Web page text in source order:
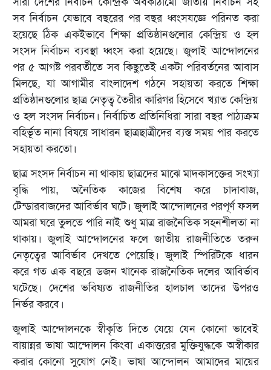
সব নির্বাচন যেভাবে বছরের পর বছর ধ্বংসযজ্ঞে পরিনত করা
হয়েছে ঠিক একইভাবে শিক্ষা প্রতিষ্ঠানগুলোর কেন্দ্রিয় ও হল
সংসদ নির্বাচন ব্যবস্থা ধ্বংস করা হয়েছে। জুলাই আন্দোলনের
পর ৫ আগষ্ট পরবর্তীতে সব কিছুতেই একটা পরিবর্তনের আবাস
মিলছে, যা আগামীর বাংলাদেশ গঠনে সহায়তা করতে শিক্ষা
প্রতিষ্ঠানগুলোর ছাত্র নেতৃত্ব তৈরীর কারিগর হিসেবে খ্যাত কেন্দ্রিয়
ও হল সংসদ নির্বাচন। নির্বাচিত প্রতিনিধিরা সারা বছর পাঠ্যক্রম
বহির্ভূত নানা বিষয়ে সাধারন ছাত্রছাত্রীদের ব্যস্ত সময় পার করতে
সহায়তা করতো।
ছাত্র সংসদ নির্বাচন না থাকায় ছাত্রদের মাঝে মাদকাসক্তের সংখ্যা
বৃদ্ধি পায়, অনৈতিক কাজের বিশেষ করে চাদাবাজ,
টেন্ডারবাজদের আবির্ভাব ঘটে। জুলাই আন্দোলনের পরপূর্ণ ফসল
আমরা ঘরে তুলতে পারি নাই শুধু মাত্র রাজনৈতিক সহনশীলতা না
থাকায়। জুলাই আন্দোলনের ফলে জাতীয় রাজনীতিতে তরুন
নেতৃত্বের আবির্ভাব দেখতে পেয়েছি। জুলাই স্পিরিটকে ধারন
করে গত এক বছরে ডজন খানেক রাজনৈতিক দলের আবির্ভাব
ঘটেছে। দেশের ভবিষ্যত রাজনীতির হালচাল তাদের উপরও
নির্ভর করবে।
জুলাই আন্দোলনকে স্বীকৃতি দিতে যেয়ে যেন কোনো ভাবেই
বায়ান্নর ভাষা আন্দোলন কিংবা একাত্তরের মুক্তিযুদ্ধকে অস্বীকার
করার কোনো সুযোগ নেই। ভাষা আন্দোলন আমাদের মায়ের